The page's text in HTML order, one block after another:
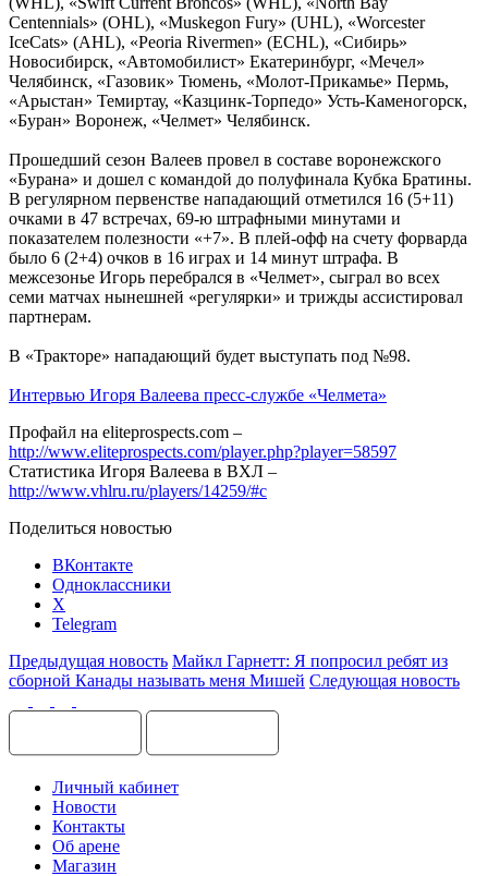
Centennials» (OHL), «Muskegon Fury» (UHL), «Worcester
IceCats» (AHL), «Peoria Rivermen» (ECHL), «Сибирь»
Новосибирск, «Автомобилист» Екатеринбург, «Мечел»
Челябинск, «Газовик» Тюмень, «Молот-Прикамье» Пермь,
«Арыстан» Темиртау, «Казцинк-Торпедо» Усть-Каменогорск,
«Буран» Воронеж, «Челмет» Челябинск.
Прошедший сезон Валеев провел в составе воронежского
«Бурана» и дошел с командой до полуфинала Кубка Братины.
В регулярном первенстве нападающий отметился 16 (5+11)
очками в 47 встречах, 69-ю штрафными минутами и
показателем полезности «+7». В плей-офф на счету форварда
было 6 (2+4) очков в 16 играх и 14 минут штрафа. В
межсезонье Игорь перебрался в «Челмет», сыграл во всех
семи матчах нынешней «регулярки» и трижды ассистировал
партнерам.
В «Тракторе» нападающий будет выступать под №98.
Интервью Игоря Валеева пресс-службе «Челмета»
Профайл на eliteprospects.com –
http://www.eliteprospects.com/player.php?player=58597
Статистика Игоря Валеева в ВХЛ –
http://www.vhlru.ru/players/14259/#c
Поделиться новостью
ВКонтакте
Одноклассники
X
Telegram
Предыдущая новость Майкл Гарнетт: Я попросил ребят из
сборной Канады называть меня Мишей Следующая новость
Личный кабинет
Новости
Контакты
Об арене
Магазин